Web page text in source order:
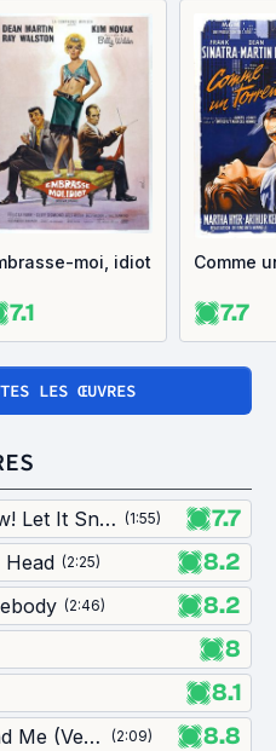
moi, idiot
7.1
Comme
7.7
LES ŒUVRES
Let It Snow! Let It Snow! Let It Snow! (1:55) 7.7
Head (2:25) 8.2
(2:46) 8.2
8
8.1
My Riffle, My Pony And Me (Version Film) (2:09) 8.8